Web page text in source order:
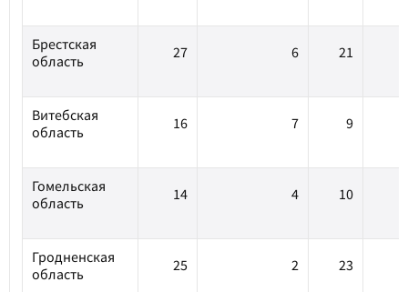
Брестская
область
27 6 21
Витебская
область
16 7 9
Гомельская
область
14 4 10
Гродненская
область
25 2 23